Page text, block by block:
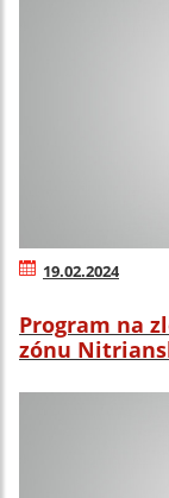
19.02.2024
Program na
zónu